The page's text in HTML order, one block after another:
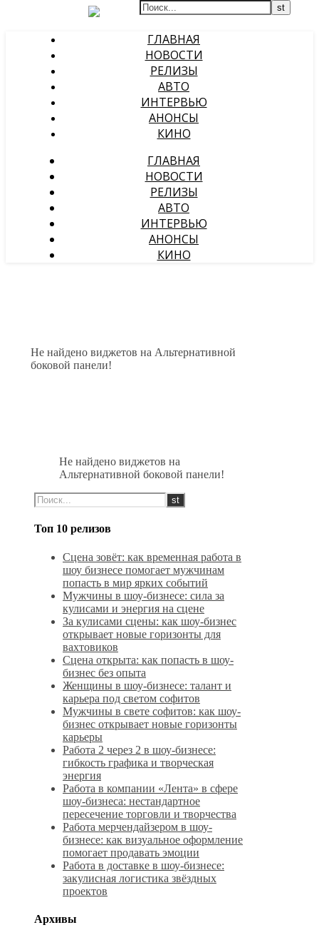
ГЛАВНАЯ
НОВОСТИ
РЕЛИЗЫ
АВТО
ИНТЕРВЬЮ
АНОНСЫ
КИНО
ГЛАВНАЯ
НОВОСТИ
РЕЛИЗЫ
АВТО
ИНТЕРВЬЮ
АНОНСЫ
КИНО
Не найдено виджетов на Альтернативной
боковой панели!
Не найдено виджетов на
Альтернативной боковой панели!
Топ 10 релизов
Сцена зовёт: как временная работа в
шоу бизнесе помогает мужчинам
попасть в мир ярких событий
Мужчины в шоу-бизнесе: сила за
кулисами и энергия на сцене
За кулисами сцены: как шоу-бизнес
открывает новые горизонты для
вахтовиков
Сцена открыта: как попасть в шоу-
бизнес без опыта
Женщины в шоу-бизнесе: талант и
карьера под светом софитов
Мужчины в свете софитов: как шоу-
бизнес открывает новые горизонты
карьеры
Работа 2 через 2 в шоу-бизнесе:
гибкость графика и творческая
энергия
Работа в компании «Лента» в сфере
шоу-бизнеса: нестандартное
пересечение торговли и творчества
Работа мерчендайзером в шоу-
бизнесе: как визуальное оформление
помогает продавать эмоции
Работа в доставке в шоу-бизнесе:
закулисная логистика звёздных
проектов
Архивы